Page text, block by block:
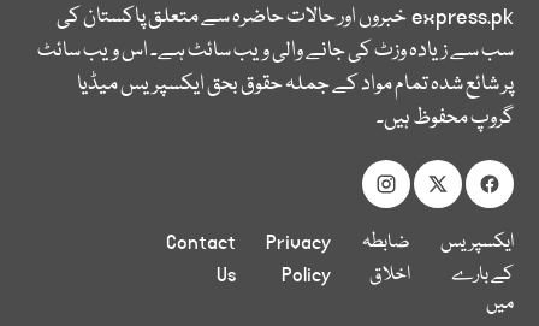
express.pkخبروں اور حالات حاضرہ سے متعلق پاکستان کی
سب سے زیادہ وزٹ کی جانے والی ویب سائٹ ہے۔ اس ویب سائٹ
پر شائع شدہ تمام مواد کے جملہ حقوق بحق ایکسپریس میڈیا
گروپ محفوظ ہیں۔
ایکسپریس
کے بارے
میں
ضابطہ
اخلاق
Privacy
Policy
Contact
Us